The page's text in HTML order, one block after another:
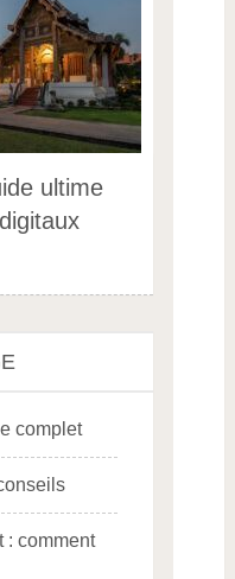
ultime
complet
: comment